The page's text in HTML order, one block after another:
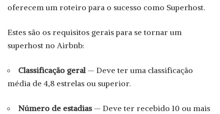
oferecem um roteiro para o sucesso como Superhost.
Estes são os requisitos gerais para se tornar um
superhost no Airbnb:
Classificação geral— Deve ter uma classificação
média de 4,8 estrelas ou superior.
Número de estadias— Deve ter recebido 10 ou mais